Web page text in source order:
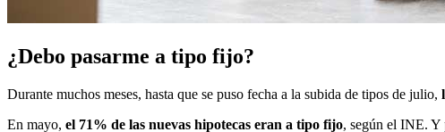
¿Debo pasarme a tipo fijo?
Durante muchos meses, hasta que se puso fecha a la subida de tipos de julio,
En mayo, el 71% de las nuevas hipotecas eran a tipo fijo, según el INE. Y